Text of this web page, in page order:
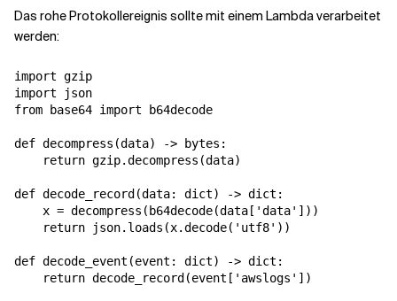
Das rohe Protokollereignis sollte mit einem Lambda verarbeitet
werden:
import gzip
import json
from base64 import b64decode
def decompress(data) -> bytes:
    return gzip.decompress(data)
def decode_record(data: dict) -> dict:
    x = decompress(b64decode(data['data']))
    return json.loads(x.decode('utf8'))
def decode_event(event: dict) -> dict:
    return decode_record(event['awslogs'])